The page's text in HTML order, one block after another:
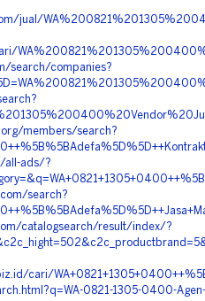
jual/
search/companies?
members/search?
all-ads/?
search?
catalogsearch/result/index/?
cari/
0821-1305-0400-Agen-